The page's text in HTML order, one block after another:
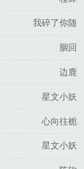
我碎了你随
胭回
边鹿
星文小妖
心向往栀
星文小妖